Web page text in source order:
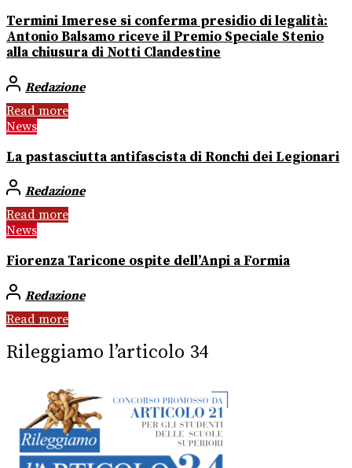
Termini Imerese si conferma presidio di legalità:
Antonio Balsamo riceve il Premio Speciale Stenio
alla chiusura di Notti Clandestine
Redazione
Read more
News
La pastasciutta antifascista di Ronchi dei Legionari
Redazione
Read more
News
Fiorenza Taricone ospite dell’Anpi a Formia
Redazione
Read more
Rileggiamo l’articolo 34